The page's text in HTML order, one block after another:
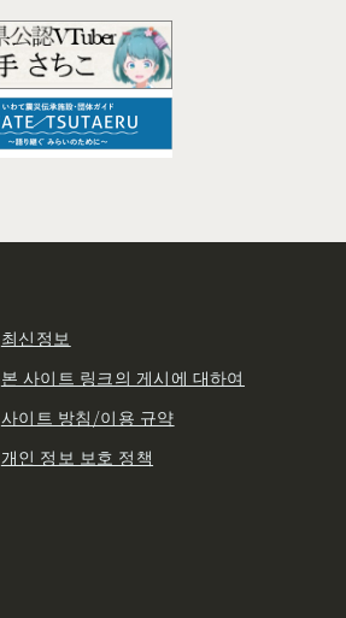
최신정보
본 사이트 링크의 게시에 대하여
사이트 방침/이용 규약
개인 정보 보호 정책